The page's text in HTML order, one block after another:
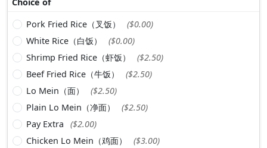
Pork Fried Rice（叉饭）
($0.00)
White Rice（白饭）
($0.00)
Shrimp Fried Rice（虾饭）
($2.50)
Beef Fried Rice（牛饭）
($2.50)
Lo Mein（面）
($2.50)
Plain Lo Mein（净面）
($2.50)
Pay Extra
($2.00)
Chicken Lo Mein（鸡面）
($3.00)